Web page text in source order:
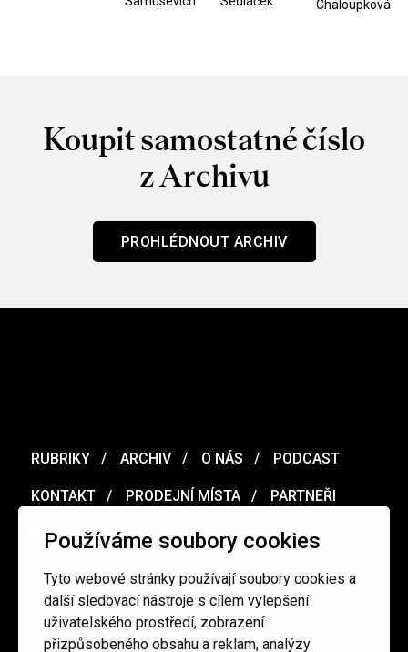
Používáme soubory cookies
Tyto webové stránky používají soubory cookies a
další sledovací nástroje s cílem vylepšení
uživatelského prostředí, zobrazení
přizpůsobeného obsahu a reklam, analýzy
Chaloupková
Koupit samostatné číslo
z Archivu
PROHLÉDNOUT ARCHIV
RUBRIKY ARCHIV O NÁS PODCAST
KONTAKT PRODEJNÍ MÍSTA PARTNEŘI
MERCH VOUCHER
Ochrana osobních údajů / Obchodní podmínky